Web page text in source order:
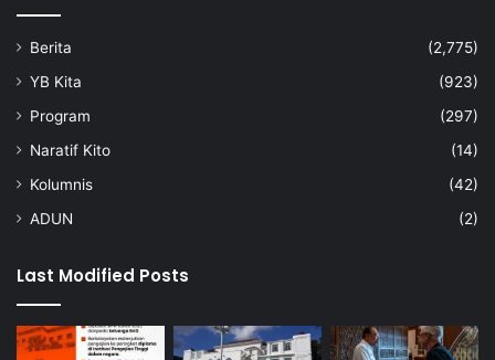
b
e
a
r
Berita
(2,775)
YB Kita
(923)
Program
(297)
Naratif Kito
(14)
Kolumnis
(42)
ADUN
(2)
Last Modified Posts